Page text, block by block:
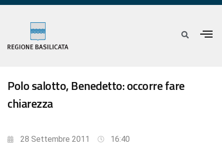
Polo salotto, Benedetto: occorre fare
chiarezza
28 Settembre 2011 16:40